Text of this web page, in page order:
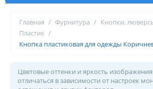
Главная / Фурнитура / Кнопки,
Пластик /
Кнопка пластиковая для одежды
Цветовые оттенки и яркость
отличаться в зависимости от настроек